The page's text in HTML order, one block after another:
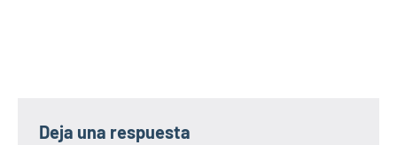
Deja una respuesta